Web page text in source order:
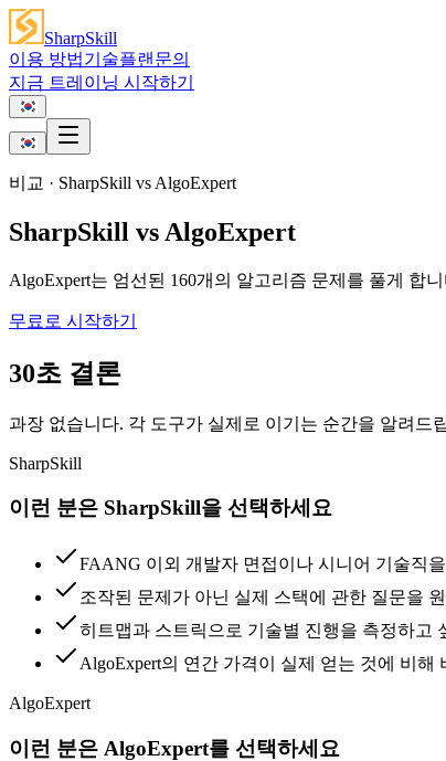
SharpSkill
이용 방법기술플랜 문의
지금 트레이닝 시작하기
비교 · SharpSkill vs AlgoExpert
SharpSkill vs AlgoExpert
AlgoExpert는 엄선된 160개의 알고리즘 문제를 풀게 합
무료로 시작하기
30초 결론
과장 없습니다. 각 도구가 실제로 이기는 순간을 알려드
SharpSkill
이런 분은 SharpSkill을 선택하세요
FAANG 이외 개발자 면접이나 시니어 기술직
조작된 문제가 아닌 실제 스택에 관한 질문을
히트맵과 스트릭으로 기술별 진행을 측정하고
AlgoExpert의 연간 가격이 실제 얻는 것에 비해
AlgoExpert
이런 분은 AlgoExpert를 선택하세요